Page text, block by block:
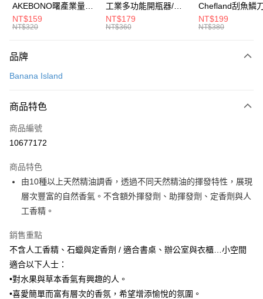
全盈+PAY
大哥付你分期
【大哥付你分期使用說明】
2.付款方式選擇「大哥付你分期」，訂單成立後會自動跳轉到大哥付的交易
成交易。
3.實際核准額度、可分期數及費用金額請依後續交易確認頁面所載為準。
4.訂單成立30分鐘內，如未前往確認交易或遇審核未通過，訂單將自動取
消。如遇「轉專審核」未通過狀況，表示未達大哥付你分期系統評分，恕無
法說明評估內容。
1.分期款項不併入電信帳單，「大哥付你分期」於每月結算日後寄送繳費提
2.透過簡訊連結打開帳單後，可選擇「超商條碼／台灣大直營門市／銀行轉
帳／街口支付／iPASS MONEY」等通路繳費。
【注意事項】
用戶於交易時，得透過本服務購買商品或服務，並由商店將買賣／分期付款
買賣價金債權讓與本公司後，依約使用本公司帳單繳交帳款。
2.基於同意付款使用「大哥付你分期」之契約關係目的，商店將以您的個人
資料（包含姓名、電話或地址）提供予台灣大哥大進項蒐集、處理及利用，
由本公司與您本人進行分期帳單所需資料之確認、核對及更正。
3.完整用戶服務條款，請詳閱以下連結：https://oppay.tw/userRule
每筆NT$100，滿NT$499(含以上)免運費
每筆NT$100，滿NT$499(含以上)免運費
7-11取貨付款
每筆NT$100，滿NT$499(含以上)免運費
每筆NT$100，滿NT$499(含以上)免運費
宅配【父親節大回饋】限時$299免運
每筆NT$150，滿NT$299(含以上)免運費
AKEBONO曙產業量米
杯漏斗組(白)/量米杯/
米桶/量米用具/任二件8
NT$159
NT$320
工業多功能開瓶器/開
瓶器/餐廚用品/料理道
具/任二件8折
NT$179
NT$360
Chefland刮魚鱗
魚鱗器/廚房用品/
道具/任二件8折
NT$199
NT$380
品牌
Banana Island
商品特色
商品編號
10677172
商品特色
由10種以上天然精油調香，透過不同天然精油的揮發特性，展現
層次豐富的自然香氣。不含額外揮發劑、助揮發劑、定香劑與人
工香精。
銷售重點
不含人工香精、石蠟與定香劑 / 適合書桌、辦公室與衣櫃…小空間
適合以下人士：
•對水果與草本香氣有興趣的人。
•喜愛簡單而富有層次的香氛，希望增添愉悅的氛圍。